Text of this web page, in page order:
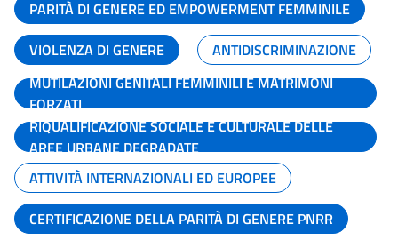
PARITÀ DI GENERE ED EMPOWERMENT FEMMINILE
VIOLENZA DI GENERE
ANTIDISCRIMINAZIONE
MUTILAZIONI GENITALI FEMMINILI E MATRIMONI
FORZATI
RIQUALIFICAZIONE SOCIALE E CULTURALE DELLE
AREE URBANE DEGRADATE
ATTIVITÀ INTERNAZIONALI ED EUROPEE
CERTIFICAZIONE DELLA PARITÀ DI GENERE PNRR